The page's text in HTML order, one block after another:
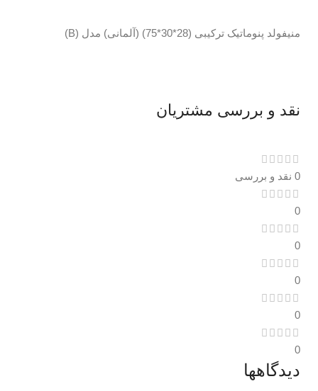
منیفولد پنوماتیک ترکیبی (28*30*75) (آلمانی) مدل (B)
نقد و بررسی مشتریان
0 نقد و بررسی
0
0
0
0
0
دیدگاهها